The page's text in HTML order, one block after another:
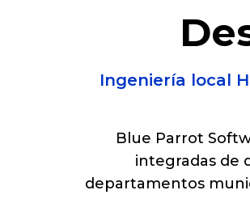
Ingeniería local
Blue Parrot
integradas de
departamentos